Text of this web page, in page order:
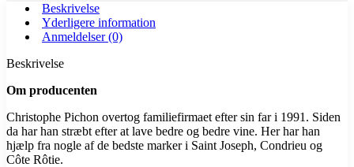
Beskrivelse
Yderligere information
Anmeldelser (0)
Beskrivelse
Om producenten
Christophe Pichon overtog familiefirmaet efter sin far i 1991. Siden
da har han stræbt efter at lave bedre og bedre vine. Her har han
hjælp fra nogle af de bedste marker i Saint Joseph, Condrieu og
Côte Rôtie.